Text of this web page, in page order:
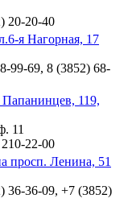
20-20-40
я Нагорная, 17
99-69, 8 (3852) 68-
Папанинцев, 119,
11
22-00
просп. Ленина, 51
36-36-09, +7 (3852)